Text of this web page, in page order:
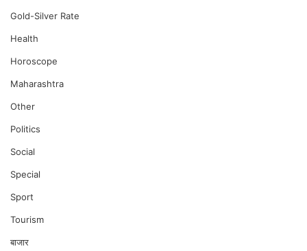
Gold-Silver Rate
Health
Horoscope
Maharashtra
Other
Politics
Social
Special
Sport
Tourism
बाजार